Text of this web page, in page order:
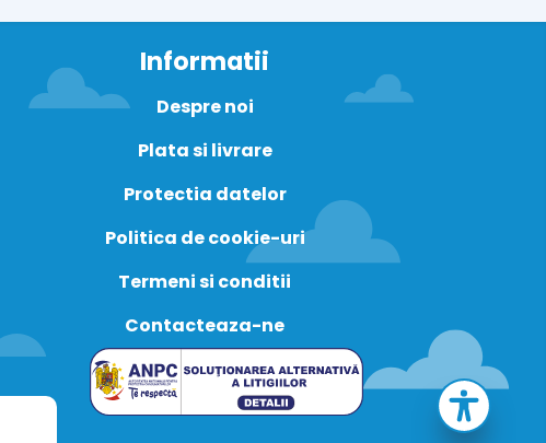
Informatii
Despre noi
Plata si livrare
Protectia datelor
Politica de cookie-uri
Termeni si conditii
Contacteaza-ne